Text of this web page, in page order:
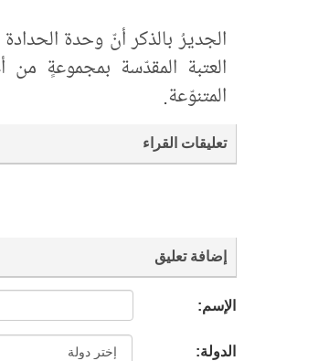
الجديرُ بالذكر أنّ وحدة
العتبة المقدّسة بمجموعةٍ من
المتنوّعة.
تعليقات القراء
إضافة تعليق
الإسم:
الدولة: